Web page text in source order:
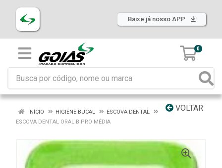
Baixe já nosso APP
0
VOLTAR
INÍCIO HIGIENE BUCAL
ESCOVA DENTAL
ESCOVA DENTAL ORAL B PRO MÉDIA